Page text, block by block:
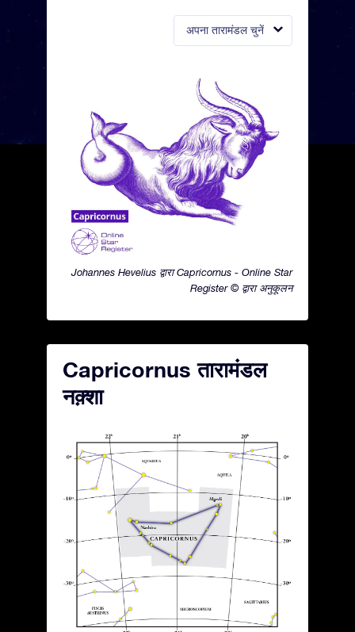
अपना तारामंडल चुनें
Johannes Hevelius द्वारा Capricornus - Online Star
Register © द्वारा अनुकूलन
Capricornus तारामंडल
नक़्शा